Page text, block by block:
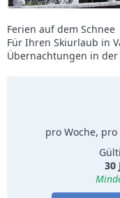
Ferien auf dem Schnee
Für Ihren Skiurlaub in
Übernachtungen in
pro Woche,
30